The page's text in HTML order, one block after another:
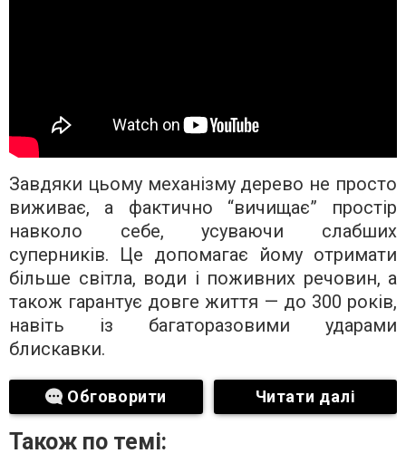
Завдяки цьому механізму дерево не просто
виживає, а фактично “вичищає” простір
навколо себе, усуваючи слабших
суперників. Це допомагає йому отримати
більше світла, води і поживних речовин, а
також гарантує довге життя — до 300 років,
навіть із багаторазовими ударами
блискавки.
Обговорити Читати далі
Також по темі: